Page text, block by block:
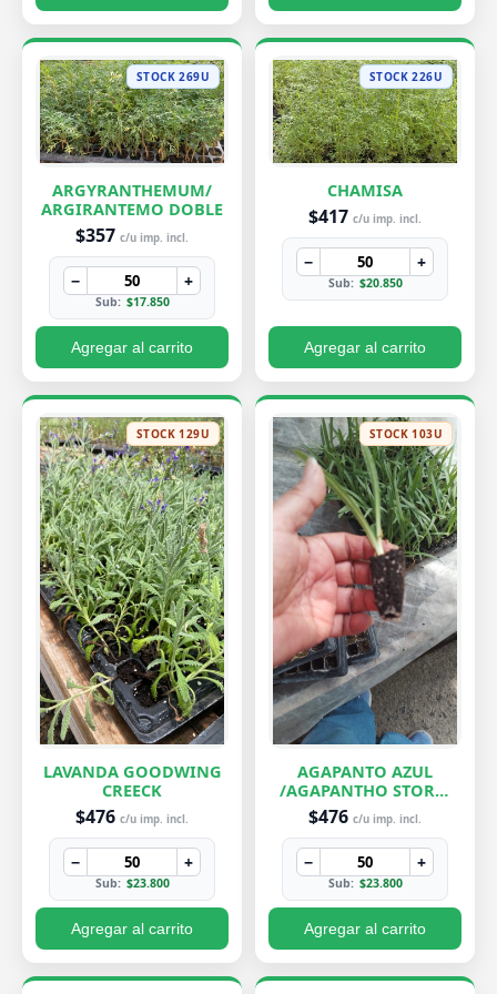
STOCK 269U
ARGYRANTHEMUM/
ARGIRANTEMO DOBLE
$357 c/u imp. incl.
− +
Sub: $17.850
Agregar al carrito
STOCK 226U
CHAMISA
$417 c/u imp. incl.
− +
Sub: $20.850
Agregar al carrito
STOCK 129U
LAVANDA GOODWING
CREECK
$476 c/u imp. incl.
− +
Sub: $23.800
Agregar al carrito
STOCK 103U
AGAPANTO AZUL
/AGAPANTHO STORM
CLOUD
$476 c/u imp. incl.
− +
Sub: $23.800
Agregar al carrito